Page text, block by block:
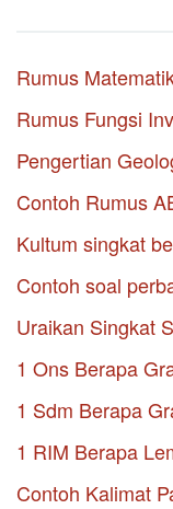
Rumus
Rumus Fungsi
Pengertian
Contoh Rumus
Kultum singkat
Contoh soal
Uraikan Singkat
1 Ons Berapa
1 Sdm Berapa
1 RIM Berapa
Contoh Kalimat